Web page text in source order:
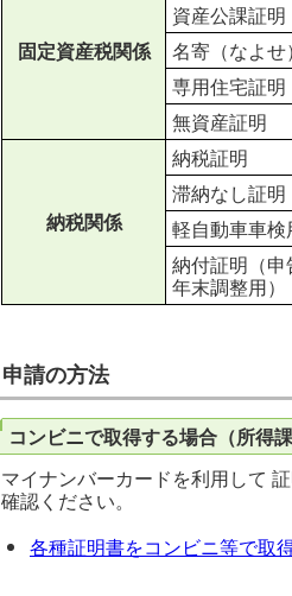
固定資産税関係
資産公課証明
名寄（なよせ）
専用住宅証明
無資産証明
納税関係
納税証明
滞納なし証明
軽自動車車
納付証明（申
年末調整用）
申請の方法
コンビニで取得する場合（所得
マイナンバーカードを利用して
確認ください。
各種証明書をコンビニ等で取